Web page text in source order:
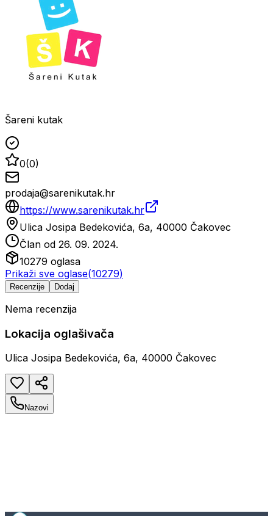
Šareni kutak
0(0)
prodaja@sarenikutak.hr
https://www.sarenikutak.hr
Ulica Josipa Bedekovića, 6a, 40000 Čakovec
Član od 26. 09. 2024.
10279 oglasa
Prikaži sve oglase(10279)
Recenzije Dodaj
Nema recenzija
Lokacija oglašivača
Ulica Josipa Bedekovića, 6a, 40000 Čakovec
Nazovi